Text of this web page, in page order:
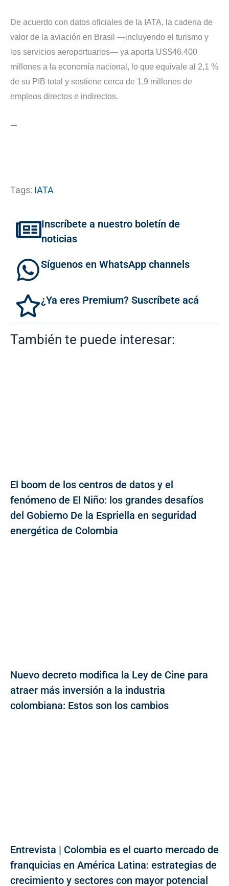
De acuerdo con datos oficiales de la IATA, la cadena de
valor de la aviación en Brasil —incluyendo el turismo y
los servicios aeroportuarios— ya aporta US$46.400
millones a la economía nacional, lo que equivale al 2,1 %
de su PIB total y sostiene cerca de 1,9 millones de
empleos directos e indirectos.
—
Tags: IATA
Inscríbete a nuestro boletín de
noticias
Síguenos en WhatsApp channels
¿Ya eres Premium? Suscríbete acá
También te puede interesar:
El boom de los centros de datos y el
fenómeno de El Niño: los grandes desafíos
del Gobierno De la Espriella en seguridad
energética de Colombia
Nuevo decreto modifica la Ley de Cine para
atraer más inversión a la industria
colombiana: Estos son los cambios
Entrevista | Colombia es el cuarto mercado de
franquicias en América Latina: estrategias de
crecimiento y sectores con mayor potencial